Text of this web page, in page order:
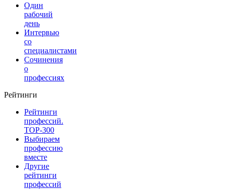
Один
рабочий
день
Интервью
со
специалистами
Сочинения
о
профессиях
Рейтинги
Рейтинги
профессий.
TOP-300
Выбираем
профессию
вместе
Другие
рейтинги
профессий